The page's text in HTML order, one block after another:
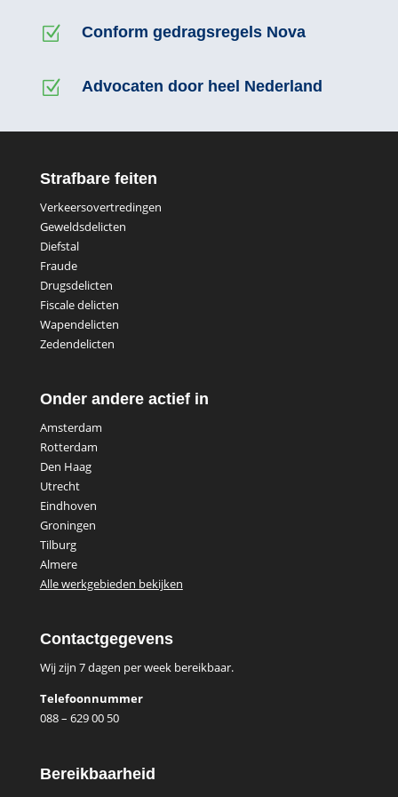
Z Conform gedragsregels Nova
Z Advocaten door heel Nederland
Strafbare feiten
Verkeersovertredingen
Geweldsdelicten
Diefstal
Fraude
Drugsdelicten
Fiscale delicten
Wapendelicten
Zedendelicten
Onder andere actief in
Amsterdam
Rotterdam
Den Haag
Utrecht
Eindhoven
Groningen
Tilburg
Almere
Alle werkgebieden bekijken
Contactgegevens
Wij zijn 7 dagen per week bereikbaar.
Telefoonnummer
088 – 629 00 50
Bereikbaarheid